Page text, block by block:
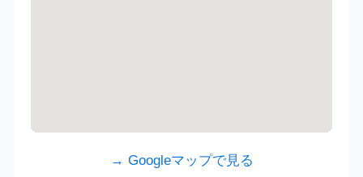
→ Googleマップで見る